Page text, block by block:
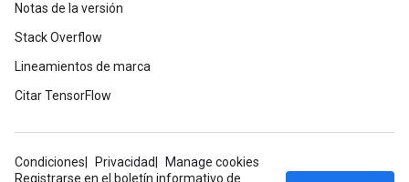
Notas de la versión
Stack Overflow
Lineamientos de marca
Citar TensorFlow
Condiciones Privacidad
Manage cookies
Registrarse en el boletín informativo de